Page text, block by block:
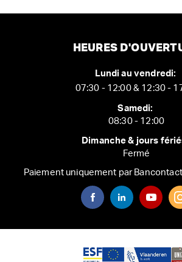
HEURES
Lundi au vendredi:
07:30 - 12:00 & 12:30 -
Samedi:
08:30 - 12:00
Dimanche & jours
Fermé
Paiement uniquement par